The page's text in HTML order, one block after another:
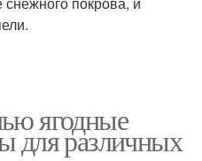
ягодные
для различных